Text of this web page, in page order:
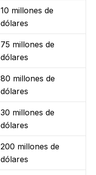
10 millones de
dólares
75 millones de
dólares
80 millones de
dólares
30 millones de
dólares
200 millones de
dólares